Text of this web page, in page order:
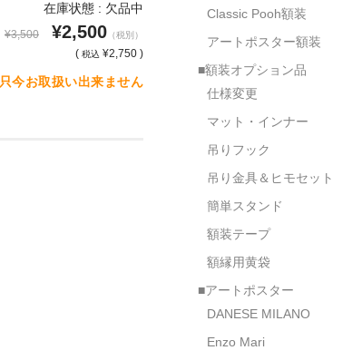
在庫状態 : 欠品中
¥3,500 ¥2,500 （税別）
( 税込 ¥2,750 )
只今お取扱い出来ません
Classic Pooh額装
アートポスター額装
■額装オプション品
仕様変更
マット・インナー
吊りフック
吊り金具＆ヒモセット
簡単スタンド
額装テープ
額縁用黄袋
■アートポスター
DANESE MILANO
Enzo Mari